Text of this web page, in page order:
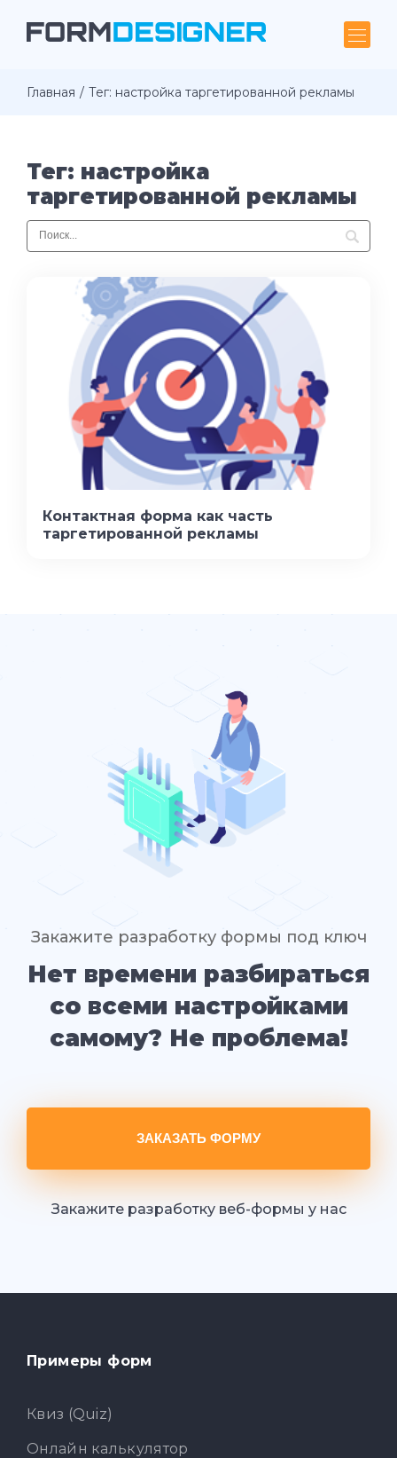
Главная Тег: настройка таргетированной рекламы
Тег: настройка
таргетированной рекламы
Контактная форма как часть
таргетированной рекламы
Закажите разработку формы под ключ
Нет времени разбираться
со всеми настройками
самому? Не проблема!
ЗАКАЗАТЬ ФОРМУ
Закажите разработку веб-формы у нас
Примеры форм
Квиз (Quiz)
Онлайн калькулятор